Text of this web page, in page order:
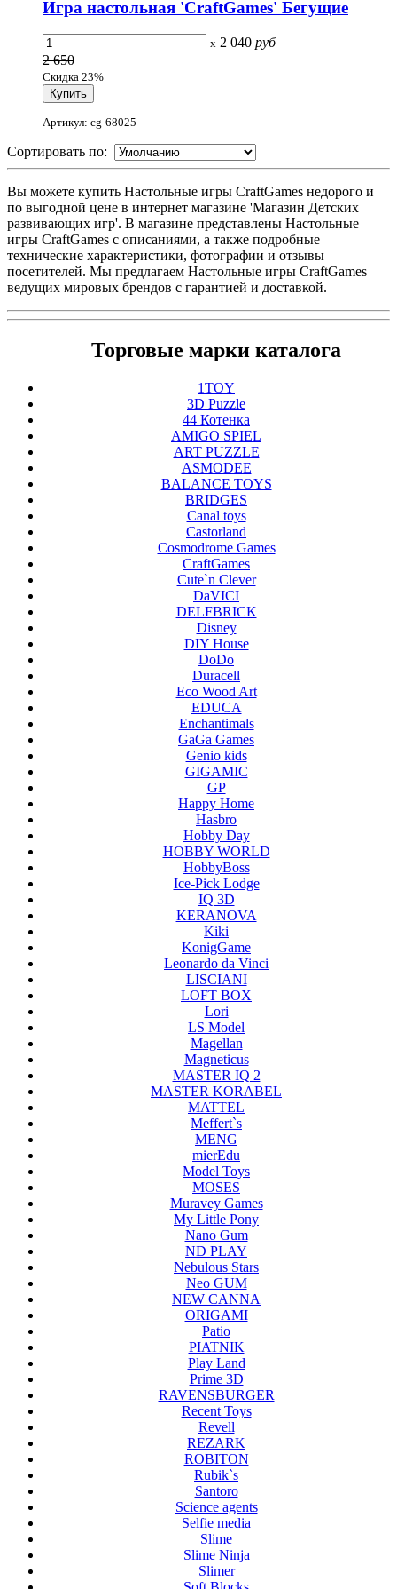
Игра настольная 'CraftGames' Бегущие
x 2 040 руб
2 650
Скидка 23%
Артикул: cg-68025
Сортировать по:
Вы можете купить Настольные игры CraftGames недорого и
по выгодной цене в интернет магазине 'Магазин Детских
развивающих игр'. В магазине представлены Настольные
игры CraftGames с описаниями, а также подробные
технические характеристики, фотографии и отзывы
посетителей. Мы предлагаем Настольные игры CraftGames
ведущих мировых брендов с гарантией и доставкой.
Торговые марки каталога
1TOY
3D Puzzle
44 Котенка
AMIGO SPIEL
ART PUZZLE
ASMODEE
BALANCE TOYS
BRIDGES
Canal toys
Castorland
Cosmodrome Games
CraftGames
Cute`n Clever
DaVICI
DELFBRICK
Disney
DIY House
DoDo
Duracell
Eco Wood Art
EDUCA
Enchantimals
GaGa Games
Genio kids
GIGAMIC
GP
Happy Home
Hasbro
Hobby Day
HOBBY WORLD
HobbyBoss
Ice-Pick Lodge
IQ 3D
KERANOVA
Kiki
KonigGame
Leonardo da Vinci
LISCIANI
LOFT BOX
Lori
LS Model
Magellan
Magneticus
MASTER IQ 2
MASTER KORABEL
MATTEL
Meffert`s
MENG
mierEdu
Model Toys
MOSES
Muravey Games
My Little Pony
Nano Gum
ND PLAY
Nebulous Stars
Neo GUM
NEW CANNA
ORIGAMI
Patio
PIATNIK
Play Land
Prime 3D
RAVENSBURGER
Recent Toys
Revell
REZARK
ROBITON
Rubik`s
Santoro
Science agents
Selfie media
Slime
Slime Ninja
Slimer